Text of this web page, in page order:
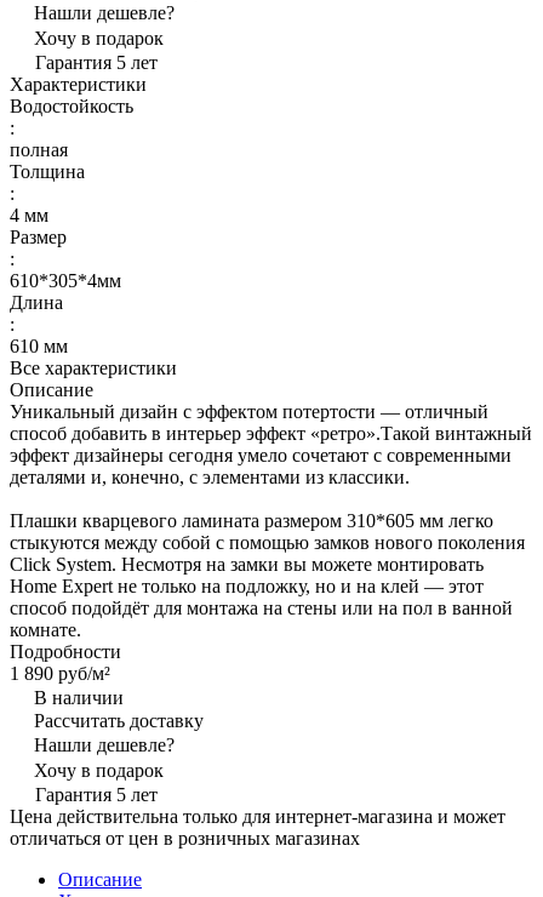
Нашли дешевле?
Хочу в подарок
Гарантия 5 лет
Характеристики
Водостойкость
:
полная
Толщина
:
4 мм
Размер
:
610*305*4мм
Длина
:
610 мм
Все характеристики
Описание
Уникальный дизайн с эффектом потертости — отличный
способ добавить в интерьер эффект «ретро».Такой винтажный
эффект дизайнеры сегодня умело сочетают с современными
деталями и, конечно, с элементами из классики.
Плашки кварцевого ламината размером 310*605 мм легко
стыкуются между собой с помощью замков нового поколения
Click System. Несмотря на замки вы можете монтировать
Home Expert не только на подложку, но и на клей — этот
способ подойдёт для монтажа на стены или на пол в ванной
комнате.
Подробности
1 890 руб/м²
В наличии
Рассчитать доставку
Нашли дешевле?
Хочу в подарок
Гарантия 5 лет
Цена действительна только для интернет-магазина и может
отличаться от цен в розничных магазинах
Описание